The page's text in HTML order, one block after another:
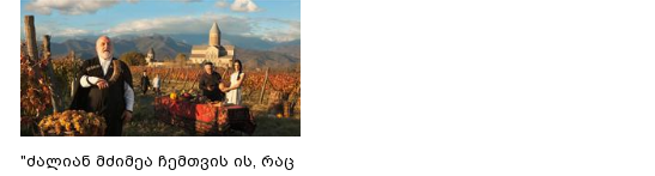
"ძალიან მძიმეა ჩემთვის ის, რაც